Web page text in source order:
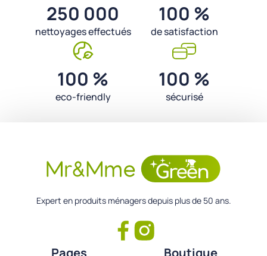
250 000
nettoyages effectués
100 %
de satisfaction
100 %
eco-friendly
100 %
sécurisé
Expert en produits ménagers depuis plus de 50 ans.
Pages Boutique